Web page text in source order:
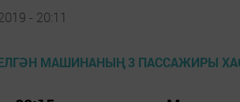
- 20:11